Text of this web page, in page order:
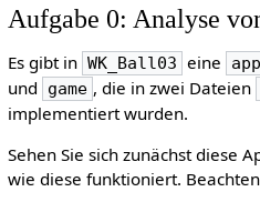
Aufgabe 0: Analyse
Es gibt in WK_Ball03 eine
und game , die in zwei Dateien
implementiert wurden.
Sehen Sie sich zunächst diese
wie diese funktioniert.